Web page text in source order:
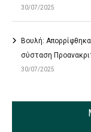
30/07/2025
Βουλή:
σύσταση
30/07/2025